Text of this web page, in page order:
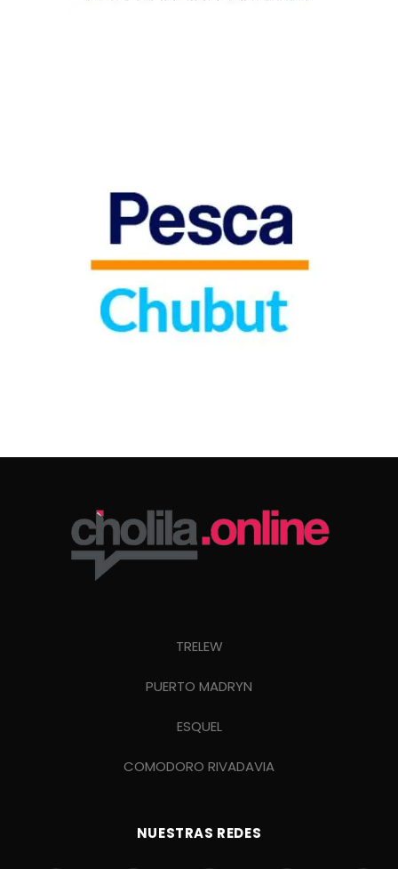
TRELEW
PUERTO MADRYN
ESQUEL
COMODORO RIVADAVIA
NUESTRAS REDES